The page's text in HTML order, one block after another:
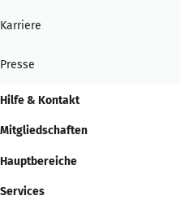
Karriere
Presse
Hilfe & Kontakt
Mitgliedschaften
Hauptbereiche
Services